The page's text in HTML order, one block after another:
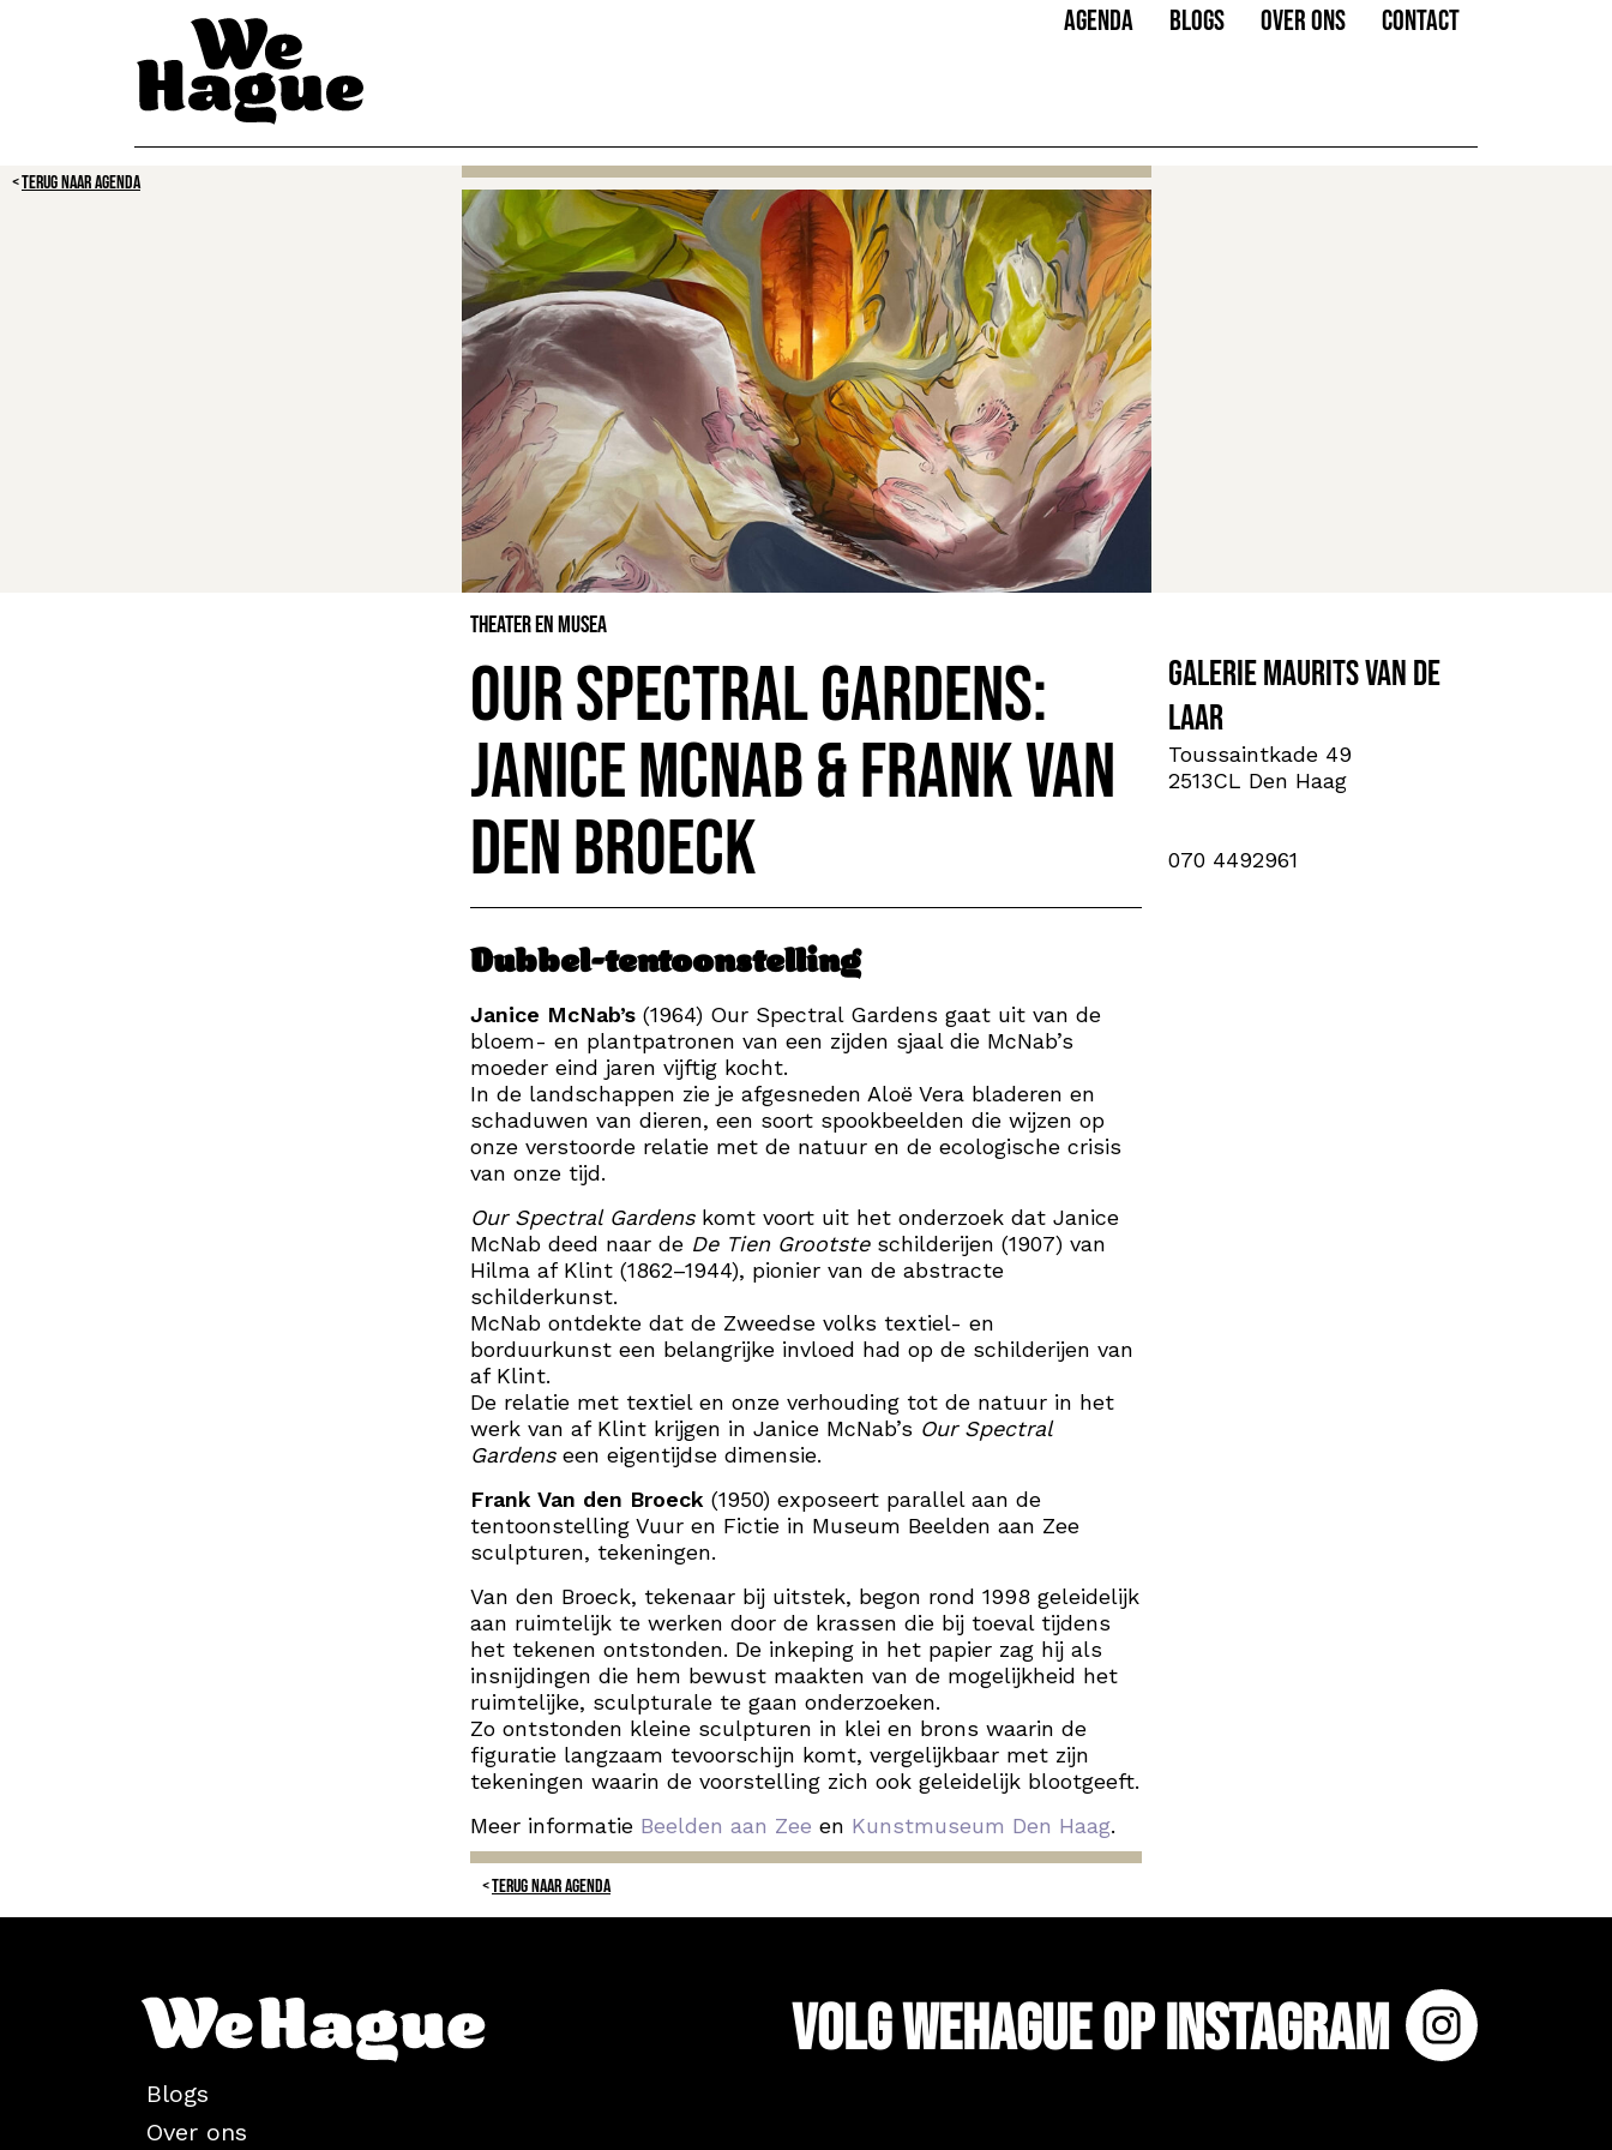
AGENDA BLOGS OVER ONS CONTACT
TERUG NAAR AGENDA
Theater en Musea
Our Spectral Gardens:
Janice McNab & Frank Van
den Broeck
Dubbel-tentoonstelling
Janice McNab’s (1964) Our Spectral Gardens gaat uit van de
bloem- en plantpatronen van een zijden sjaal die McNab’s
moeder eind jaren vijftig kocht.
In de landschappen zie je afgesneden Aloë Vera bladeren en
schaduwen van dieren, een soort spookbeelden die wijzen op
onze verstoorde relatie met de natuur en de ecologische crisis
van onze tijd.
Our Spectral Gardenskomt voort uit het onderzoek dat Janice
McNab deed naar de De Tien Grootste schilderijen (1907) van
Hilma af Klint (1862–1944), pionier van de abstracte
schilderkunst.
McNab ontdekte dat de Zweedse volks textiel- en
borduurkunst een belangrijke invloed had op de schilderijen van
af Klint.
De relatie met textiel en onze verhouding tot de natuur in het
werk van af Klint krijgen in Janice McNab’s Our Spectral
Gardenseen eigentijdse dimensie.
Frank Van den Broeck (1950) exposeert parallel aan de
tentoonstelling Vuur en Fictie in Museum Beelden aan Zee
sculpturen, tekeningen.
Van den Broeck, tekenaar bij uitstek, begon rond 1998 geleidelijk
aan ruimtelijk te werken door de krassen die bij toeval tijdens
het tekenen ontstonden. De inkeping in het papier zag hij als
insnijdingen die hem bewust maakten van de mogelijkheid het
ruimtelijke, sculpturale te gaan onderzoeken.
Zo ontstonden kleine sculpturen in klei en brons waarin de
figuratie langzaam tevoorschijn komt, vergelijkbaar met zijn
tekeningen waarin de voorstelling zich ook geleidelijk blootgeeft.
Meer informatie Beelden aan Zee en Kunstmuseum Den Haag.
TERUG NAAR AGENDA
Galerie Maurits van de
Laar
Toussaintkade 49
2513CL Den Haag
070 4492961
Blogs
Over ons
Volg WeHague op Instagram